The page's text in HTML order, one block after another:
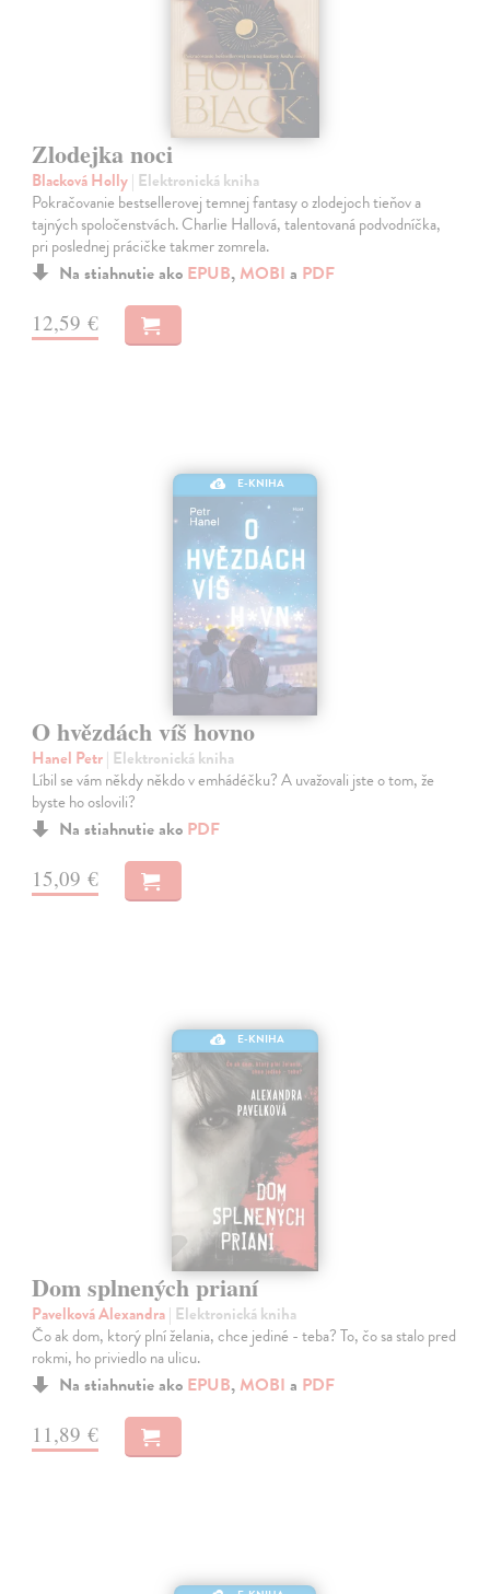
Zlodejka noci
Blacková Holly| Elektronická kniha
Pokračovanie bestsellerovej temnej fantasy o zlodejoch tieňov a
tajných spoločenstvách. Charlie Hallová, talentovaná podvodníčka,
pri poslednej prácičke takmer zomrela.
Na stiahnutie ako EPUB, MOBI a PDF
12,59 €
E-KNIHA
O hvězdách víš hovno
Hanel Petr| Elektronická kniha
Líbil se vám někdy někdo v emhádéčku? A uvažovali jste o tom, že
byste ho oslovili?
Na stiahnutie ako PDF
15,09 €
E-KNIHA
Dom splnených prianí
Pavelková Alexandra| Elektronická kniha
Čo ak dom, ktorý plní želania, chce jediné - teba? To, čo sa stalo pred
rokmi, ho priviedlo na ulicu.
Na stiahnutie ako EPUB, MOBI a PDF
11,89 €